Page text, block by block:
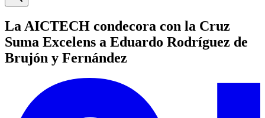
La AICTECH condecora con la Cruz
Suma Excelens a Eduardo Rodríguez de
Brujón y Fernández